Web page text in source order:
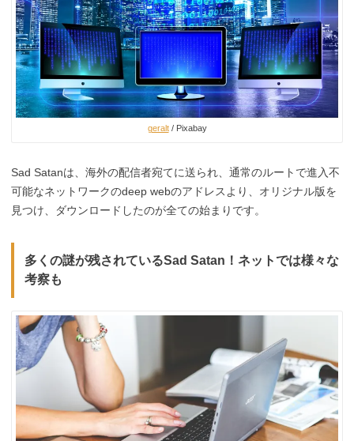
geralt/ Pixabay
Sad Satanは、海外の配信者宛てに送られ、通常のルートで進入不
可能なネットワークのdeep webのアドレスより、オリジナル版を
見つけ、ダウンロードしたのが全ての始まりです。
多くの謎が残されているSad Satan！ネットでは様々な
考察も